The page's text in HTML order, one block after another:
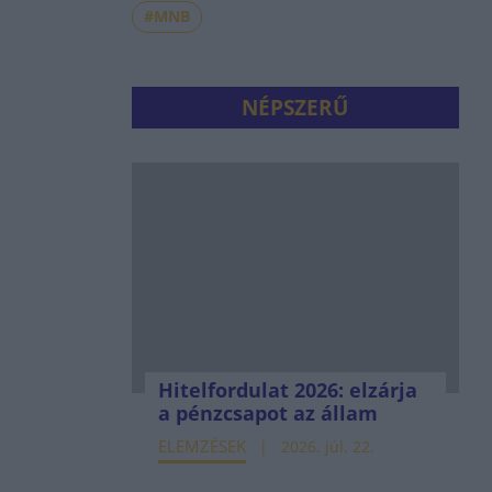
#MNB
NÉPSZERŰ
Hitelfordulat 2026: elzárja
a pénzcsapot az állam
ELEMZÉSEK 2026. júl. 22.